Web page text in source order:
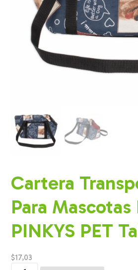
Cartera
Para
PINKYS PET
$17,03